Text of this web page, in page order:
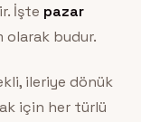
İşte pazar
budur.
ileriye dönük
için her türlü